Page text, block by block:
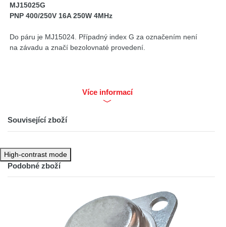
MJ15025G
PNP 400/250V 16A 250W 4MHz
Do páru je MJ15024. Případný index G za označením není
na závadu a značí bezolovnaté provedení.
Více informací
Související zboží
High-contrast mode
Podobné zboží